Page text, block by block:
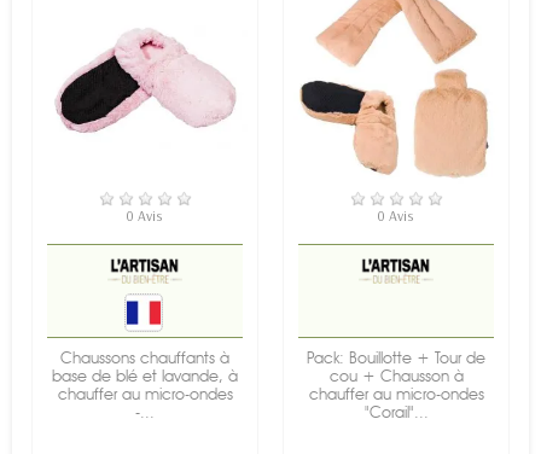
RUPTURE DE STOCK
0 Avis
Chaussons chauffants à
base de blé et lavande, à
chauffer au micro-ondes
-...
RUPTURE DE STOCK
0 Avis
Pack: Bouillotte + Tour de
cou + Chausson à
chauffer au micro-ondes
"Corail"...